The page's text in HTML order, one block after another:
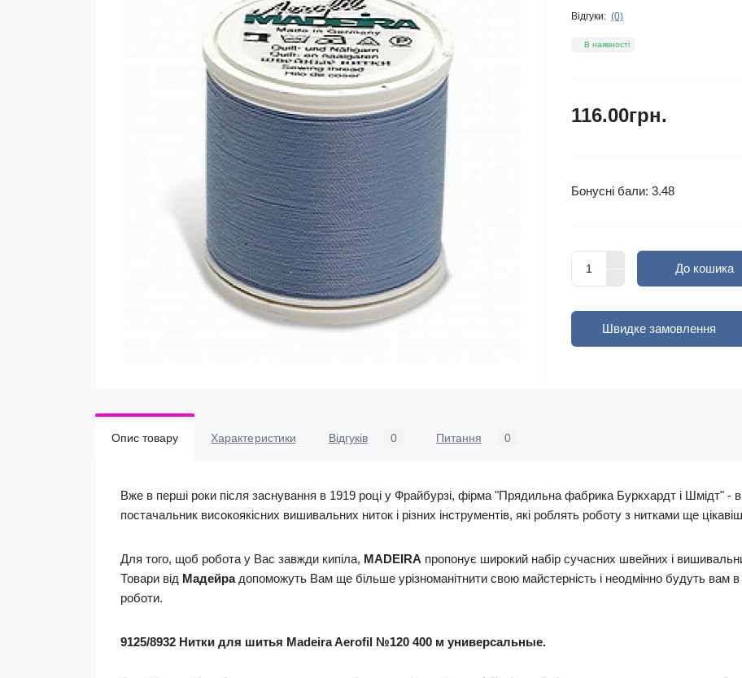
Відгуки: (0)
В наявності
116.00грн.
Бонусні бали: 3.48
До кошика
Швидке замовлення
Опис товару Характеристики Відгуків 0 Питання 0
Вже в перші роки після заснування в 1919 році у Фрайбурзі, фірма "Прядильна фабрика Буркхардт і Шмідт" -
постачальник високоякісних вишивальних ниток і різних інструментів, які роблять роботу з нитками ще
Для того, щоб робота у Вас завжди кипіла, MADEIRA пропонує широкий набір сучасних швейних і
Товари від Мадейрадопоможуть Вам ще більше урізноманітнити свою майстерність і неодмінно будуть вам в
роботи.
9125/8932 Нитки для шитья Madeira Aerofil №120 400 м универсальные.